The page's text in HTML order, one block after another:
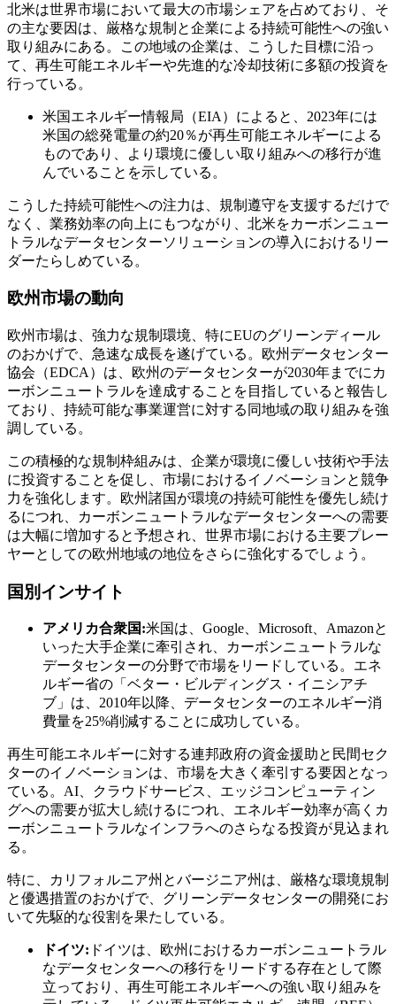
北米は世界市場において最大の市場シェアを占めており、そ
の主な要因は、厳格な規制と企業による持続可能性への強い
取り組みにある。この地域の企業は、こうした目標に沿っ
て、再生可能エネルギーや先進的な冷却技術に多額の投資を
行っている。
米国エネルギー情報局（EIA）によると、2023年には
米国の総発電量の約20％が再生可能エネルギーによる
ものであり、より環境に優しい取り組みへの移行が進
んでいることを示している。
こうした持続可能性への注力は、規制遵守を支援するだけで
なく、業務効率の向上にもつながり、北米をカーボンニュー
トラルなデータセンターソリューションの導入におけるリー
ダーたらしめている。
欧州市場の動向
欧州市場は、強力な規制環境、特にEUのグリーンディール
のおかげで、急速な成長を遂げている。欧州データセンター
協会（EDCA）は、欧州のデータセンターが2030年までにカ
ーボンニュートラルを達成することを目指していると報告し
ており、持続可能な事業運営に対する同地域の取り組みを強
調している。
この積極的な規制枠組みは、企業が環境に優しい技術や手法
に投資することを促し、市場におけるイノベーションと競争
力を強化します。欧州諸国が環境の持続可能性を優先し続け
るにつれ、カーボンニュートラルなデータセンターへの需要
は大幅に増加すると予想され、世界市場における主要プレー
ヤーとしての欧州地域の地位をさらに強化するでしょう。
国別インサイト
アメリカ合衆国:米国は、Google、Microsoft、Amazonと
いった大手企業に牽引され、カーボンニュートラルな
データセンターの分野で市場をリードしている。エネ
ルギー省の「ベター・ビルディングス・イニシアチ
ブ」は、2010年以降、データセンターのエネルギー消
費量を25%削減することに成功している。
再生可能エネルギーに対する連邦政府の資金援助と民間セク
ターのイノベーションは、市場を大きく牽引する要因となっ
ている。AI、クラウドサービス、エッジコンピューティン
グへの需要が拡大し続けるにつれ、エネルギー効率が高くカ
ーボンニュートラルなインフラへのさらなる投資が見込まれ
る。
特に、カリフォルニア州とバージニア州は、厳格な環境規制
と優遇措置のおかげで、グリーンデータセンターの開発にお
いて先駆的な役割を果たしている。
ドイツ: ドイツは、欧州におけるカーボンニュートラル
なデータセンターへの移行をリードする存在として際
立っており、再生可能エネルギーへの強い取り組みを